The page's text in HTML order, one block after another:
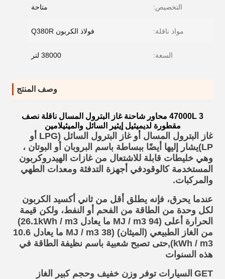
التخصيص: متاحة
مواد ناقلة: فولاذ الكربون Q380R
السعة: 38000 لتر
وصف المنتج
47000L 3 محاور شاحنة غاز البترول المسال ناقلة نصف
مقطورة لديميثيل إيثير السائل والميثيلامين
غاز البترول المسال أو غاز البترول السائل (LPG أو
LP) يشار إليها أيضًا ببساطة باسم البروبان أو البوتان ،
وهي خليطات قابلة للاشتعال من غازات الهيدروكربون
المستخدمة كالوقودفي أجهزة التدفئة ومعدات الطهي
والمركبات.
عندما يحرق، فإنه يطلق أقل من ثاني أكسيد الكربون
لكل وحدة من الطاقة من الفحم أو النفط، ولكن قيمة
الحرارة أعلى (94 MJ / m3 ما يعادل 26.1kWh / m3)
من الغاز الطبيعي (الميثان) (38 MJ / m3 ما يعادل 10.6
kWh / m3),حتى تصبح شعبية باسم نظيفة
الطاقة في
هذه السنوات
GET السيارات توفر وزن خفيف وحجم كبير الغاز